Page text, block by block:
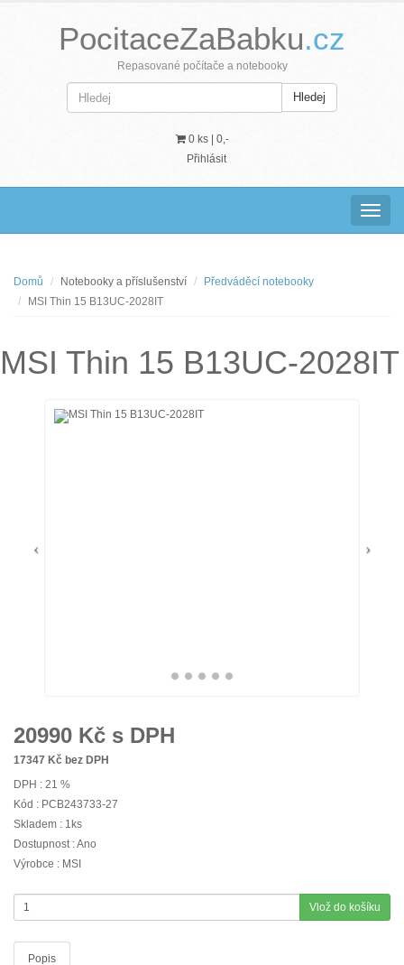
PocitaceZaBabku.cz
Repasované počítače a notebooky
Hledej
0 ks | 0,-
Přihlásit
Domů Notebooky a příslušenství
Předváděcí notebooky
MSI Thin 15 B13UC-2028IT
MSI Thin 15 B13UC-2028IT
20990 Kč s DPH
17347 Kč bez DPH
DPH : 21 %
Kód : PCB243733-27
Skladem : 1ks
Dostupnost : Ano
Výrobce : MSI
Vlož do košíku
Popis